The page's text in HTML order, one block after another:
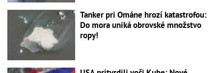
Tanker pri Ománe hrozí katastrofou:
Do mora uniká obrovské množstvo
ropy!